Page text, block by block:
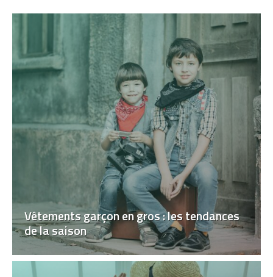
Vêtements garçon en gros : les tendances
de la saison